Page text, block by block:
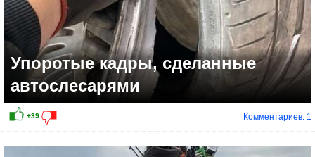
Упоротые кадры, сделанные
автослесарями
Комментариев: 1